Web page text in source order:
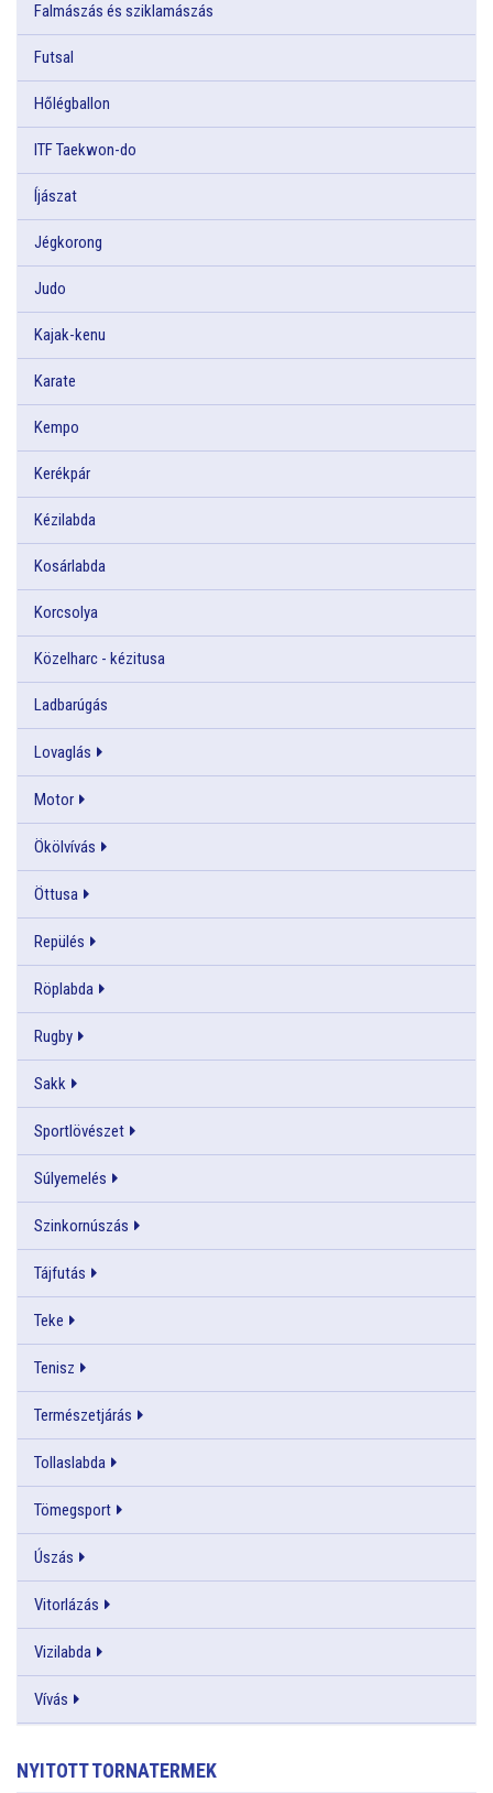
Falmászás és sziklamászás
Futsal
Hőlégballon
ITF Taekwon-do
Íjászat
Jégkorong
Judo
Kajak-kenu
Karate
Kempo
Kerékpár
Kézilabda
Kosárlabda
Korcsolya
Közelharc - kézitusa
Ladbarúgás
Lovaglás
Motor
Ökölvívás
Öttusa
Repülés
Röplabda
Rugby
Sakk
Sportlövészet
Súlyemelés
Szinkornúszás
Tájfutás
Teke
Tenisz
Természetjárás
Tollaslabda
Tömegsport
Úszás
Vitorlázás
Vizilabda
Vívás
NYITOTT TORNATERMEK